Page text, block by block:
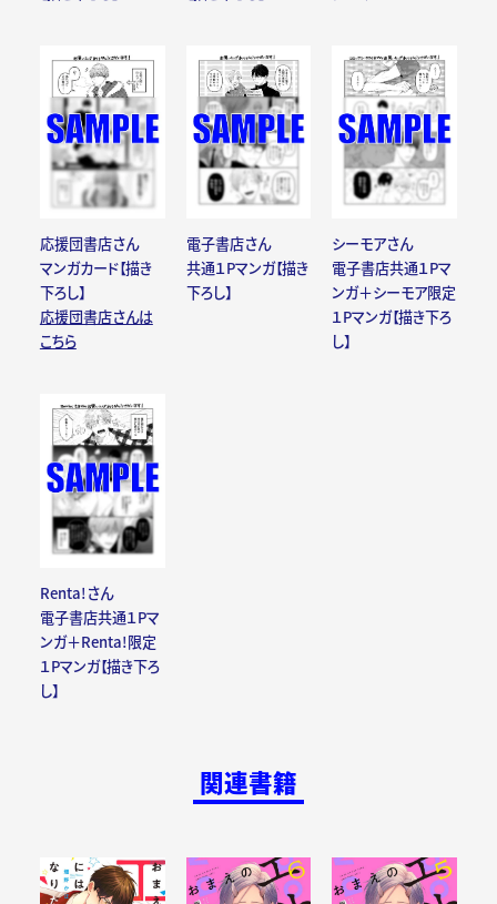
応援団書店さん
マンガカード【描き
下ろし】
応援団書店さんは
こちら
電子書店さん
共通１Pマンガ【描き
下ろし】
シーモアさん
電子書店共通１Pマ
ンガ＋シーモア限定
１Pマンガ【描き下ろ
し】
Renta!さん
電子書店共通１Pマ
ンガ＋Renta!限定
１Pマンガ【描き下ろ
し】
関連書籍